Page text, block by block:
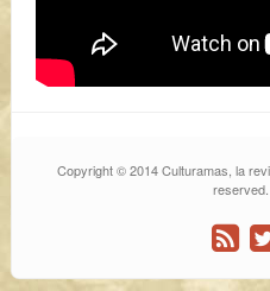
Copyright © 2014 Culturamas, la
reserved.